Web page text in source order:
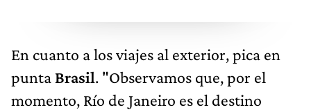
En cuanto a los viajes al exterior, pica en
punta Brasil. "Observamos que, por el
momento, Río de Janeiro es el destino